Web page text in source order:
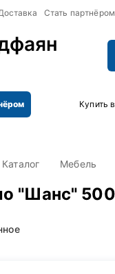
Стать
Купить
Каталог Мебель
"Шанс"